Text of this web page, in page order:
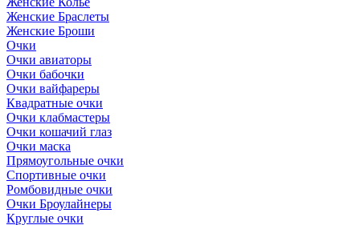
Женские Браслеты
Женские Броши
Очки
Очки авиаторы
Очки бабочки
Очки вайфареры
Квадратные очки
Очки клабмастеры
Очки кошачий глаз
Очки маска
Прямоугольные очки
Спортивные очки
Ромбовидные очки
Очки Броулайнеры
Круглые очки